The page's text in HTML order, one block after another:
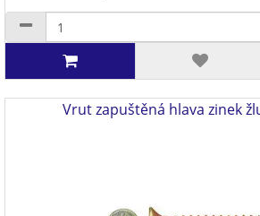
Vrut zapuštěná hlava zinek